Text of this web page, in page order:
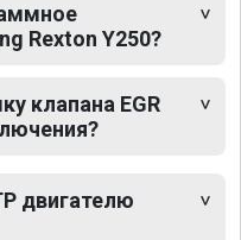
Rexton Y250?
клапана EGR
двигателю